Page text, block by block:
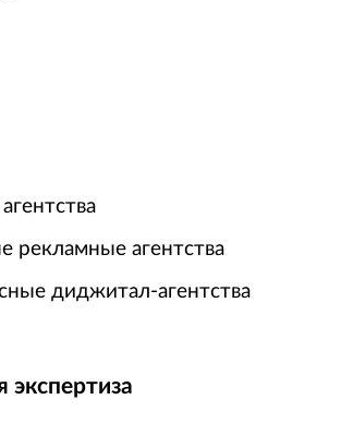
рекламные агентства
диджитал-агентства
экспертиза